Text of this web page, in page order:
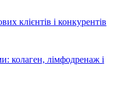
клієнтів і конкурентів
колаген, лімфодренаж і